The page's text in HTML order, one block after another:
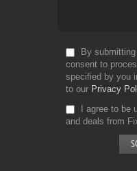
By
consent to
specified by you
to our Privacy
I agree to be
and deals from